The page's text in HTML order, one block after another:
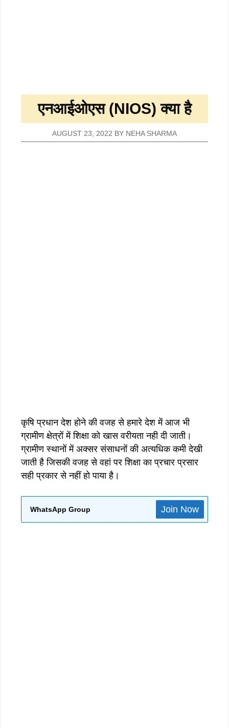
एनआईओएस (NIOS) क्या है
AUGUST 23, 2022 BY NEHA SHARMA
कृषि प्रधान देश होने की वजह से हमारे देश में आज भी
ग्रामीण क्षेत्रों में शिक्षा को खास वरीयता नही दी जाती।
ग्रामीण स्थानों में अक्सर संसाधनों की अत्यधिक कमी देखी
जाती है जिसकी वजह से वहां पर शिक्षा का प्रचार प्रसार
सही प्रकार से नहीं हो पाया है।
WhatsApp Group Join Now